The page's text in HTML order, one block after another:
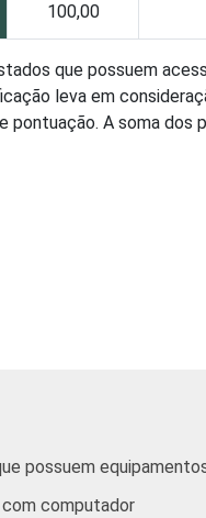
100,00
que possuem
leva em
pontuação. A soma
possuem
computador